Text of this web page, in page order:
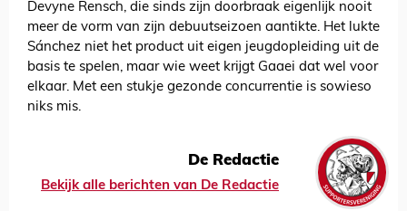
Devyne Rensch, die sinds zijn doorbraak eigenlijk nooit
meer de vorm van zijn debuutseizoen aantikte. Het lukte
Sánchez niet het product uit eigen jeugdopleiding uit de
basis te spelen, maar wie weet krijgt Gaaei dat wel voor
elkaar. Met een stukje gezonde concurrentie is sowieso
niks mis.
De Redactie
Bekijk alle berichten van De Redactie